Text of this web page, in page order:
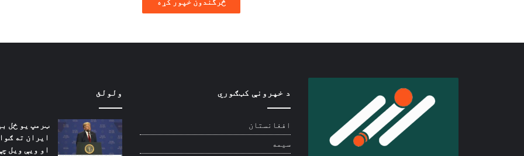
د خپرونې کټګوري
افغانستان
سیمه
ولولئ
ټرمپ یو ځل
ایران ته
او ویې ویل